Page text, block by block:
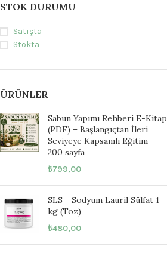
STOK DURUMU
Satışta
Stokta
ÜRÜNLER
Sabun Yapımı Rehberi E-Kitap
(PDF) – Başlangıçtan İleri
Seviyeye Kapsamlı Eğitim -
200 sayfa
₺799,00
SLS - Sodyum Lauril Sülfat 1
kg (Toz)
₺480,00